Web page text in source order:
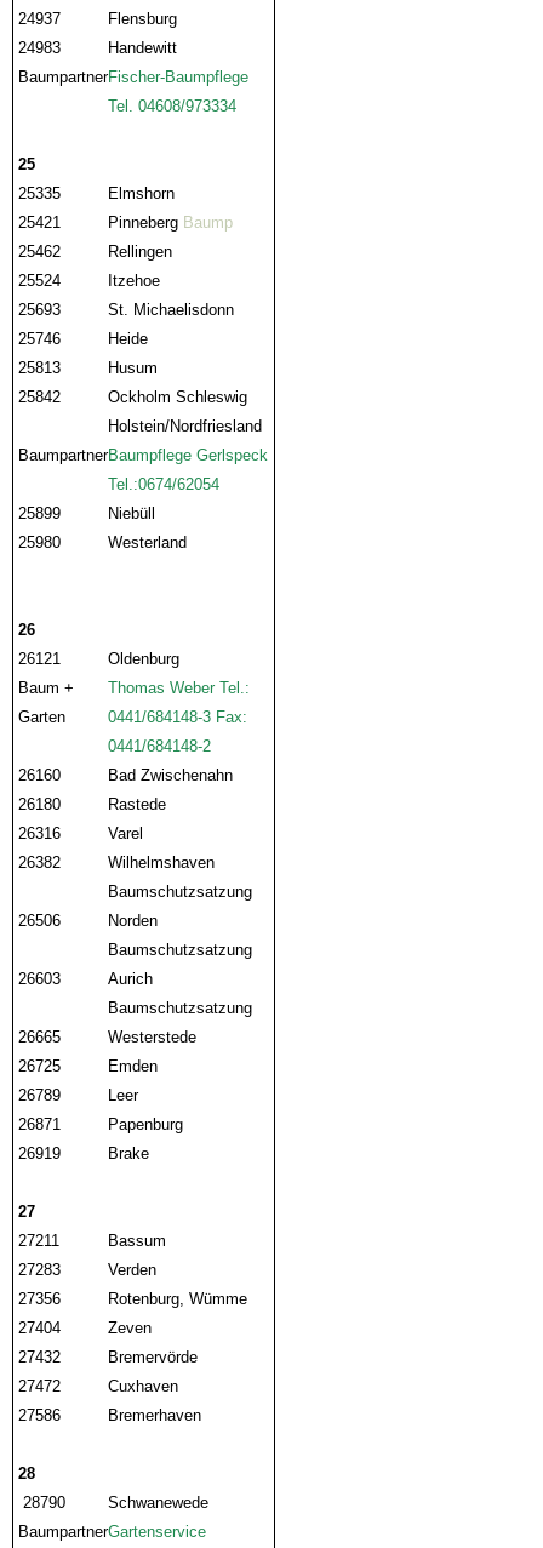
24937
Flensburg
24983
Handewitt
BaumpartnerFischer-Baumpflege
Tel. 04608/973334
25
25335
Elmshorn
25421
Pinneberg Baump
25462
Rellingen
25524
Itzehoe
25693
St. Michaelisdonn
25746
Heide
25813
Husum
25842
Ockholm Schleswig
Holstein/Nordfriesland
BaumpartnerBaumpflege Gerlspeck
Tel.:0674/62054
25899
Niebüll
25980
Westerland
26
26121
Oldenburg
Baum +
Garten
Thomas Weber Tel.:
0441/684148-3 Fax:
0441/684148-2
26160
Bad Zwischenahn
26180
Rastede
26316
Varel
26382
Wilhelmshaven
Baumschutzsatzung
26506
Norden
Baumschutzsatzung
26603
Aurich
Baumschutzsatzung
26665
Westerstede
26725
Emden
26789
Leer
26871
Papenburg
26919
Brake
27
27211
Bassum
27283
Verden
27356
Rotenburg, Wümme
27404
Zeven
27432
Bremervörde
27472
Cuxhaven
27586
Bremerhaven
28
28790
Schwanewede
BaumpartnerGartenservice